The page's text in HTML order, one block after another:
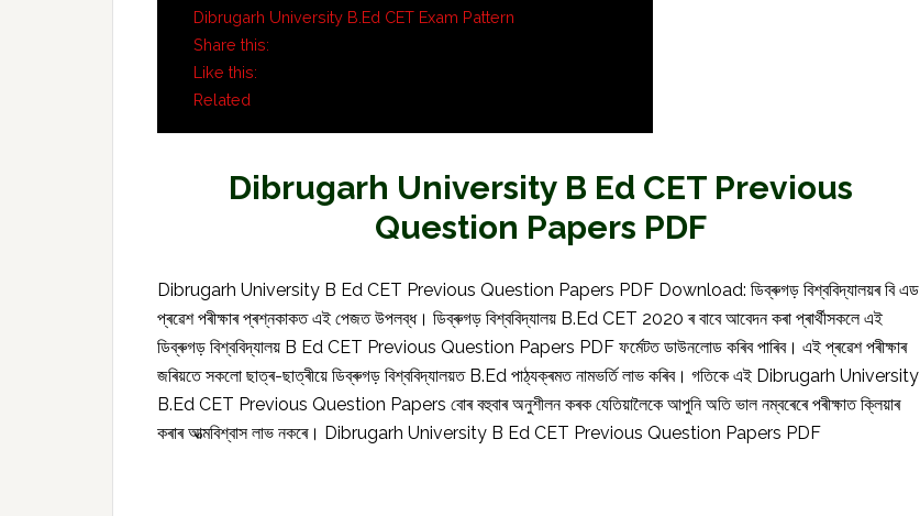
Dibrugarh University B.Ed CET Exam Pattern
Share this:
Like this:
Related
Dibrugarh University B Ed CET Previous
Question Papers PDF
Dibrugarh University B Ed CET Previous Question Papers PDF Download: ডিব্ৰুগড় বিশ্ববিদ্যালয়ৰ বি এড
প্ৰৱেশ পৰীক্ষাৰ প্ৰশ্নকাকত এই পেজত উপলব্ধ। ডিব্ৰুগড় বিশ্ববিদ্যালয় B.Ed CET 2020 ৰ বাবে আবেদন কৰা প্ৰাৰ্থীসকলে এই
ডিব্ৰুগড় বিশ্ববিদ্যালয় B Ed CET Previous Question Papers PDF ফৰ্মেটত ডাউনলোড কৰিব পাৰিব। এই প্ৰৱেশ পৰীক্ষাৰ
জৰিয়তে সকলো ছাত্ৰ-ছাত্ৰীয়ে ডিব্ৰুগড় বিশ্ববিদ্যালয়ত B.Ed পাঠ্যক্ৰমত নামভৰ্তি লাভ কৰিব। গতিকে এই Dibrugarh University
B.Ed CET Previous Question Papers বোৰ বহুবাৰ অনুশীলন কৰক যেতিয়ালৈকে আপুনি অতি ভাল নম্বৰেৰে পৰীক্ষাত ক্লিয়াৰ
কৰাৰ আত্মবিশ্বাস লাভ নকৰে। Dibrugarh University B Ed CET Previous Question Papers PDF